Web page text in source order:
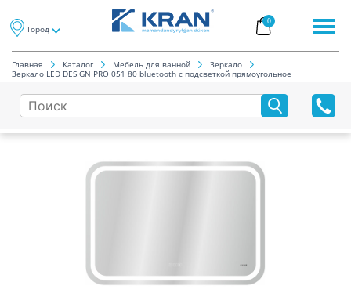
Город
0
Главная Каталог Мебель для ванной
Зеркало
Зеркало LED DESIGN PRO 051 80 bluetooth с подсветкой прямоугольное